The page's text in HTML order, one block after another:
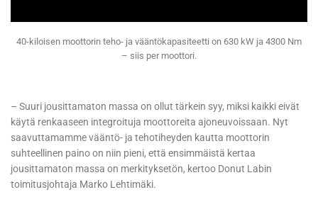
40-kiloisen moottorin teho- ja vääntökapasiteetti on 630 kW ja 4300 Nm
– siis per moottori.
– Suuri jousittamaton massa on ollut tärkein syy, miksi kaikki eivät
käytä renkaaseen integroituja moottoreita ajoneuvoissaan. Nyt
saavuttamamme vääntö- ja tehotiheyden kautta moottorin
suhteellinen paino on niin pieni, että ensimmäistä kertaa
jousittamaton massa on merkityksetön, kertoo Donut Labin
toimitusjohtaja Marko Lehtimäki.